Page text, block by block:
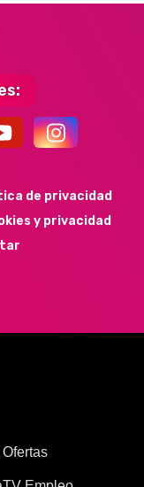
de privacidad
y privacidad